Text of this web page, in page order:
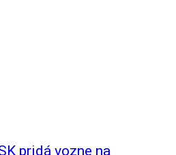
pridá vozne na